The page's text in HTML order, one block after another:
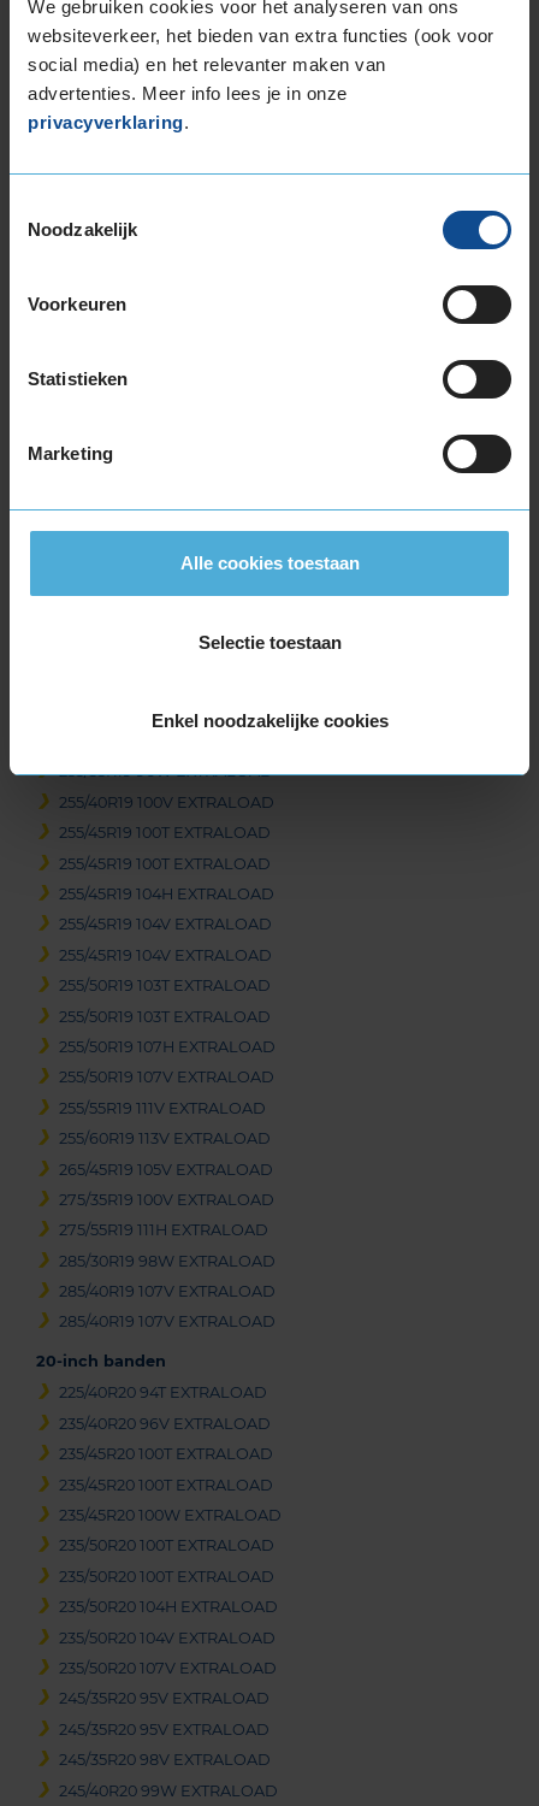
We gebruiken cookies voor het analyseren van ons
websiteverkeer, het bieden van extra functies (ook voor
social media) en het relevanter maken van
advertenties. Meer info lees je in onze
privacyverklaring.
Noodzakelijk
Voorkeuren
Statistieken
Marketing
Alle cookies toestaan
Selectie toestaan
Enkel noodzakelijke cookies
225/35R19 88W EXTRALOAD
225/40R19 93T EXTRALOAD
225/40R19 93W EXTRALOAD
225/40R19 93W EXTRALOAD
225/45R19 96T EXTRALOAD
235/40R19 96V EXTRALOAD
235/45R19 99T EXTRALOAD
235/50R19 103V EXTRALOAD
235/50R19 99T EXTRALOAD
235/55R19 105H EXTRALOAD
235/55R19 105V EXTRALOAD
245/40R19 98H EXTRALOAD
245/45R19 102V EXTRALOAD
255/35R19 96W EXTRALOAD
255/40R19 100V EXTRALOAD
255/45R19 100T EXTRALOAD
255/45R19 100T EXTRALOAD
255/45R19 104H EXTRALOAD
255/45R19 104V EXTRALOAD
255/45R19 104V EXTRALOAD
255/50R19 103T EXTRALOAD
255/50R19 103T EXTRALOAD
255/50R19 107H EXTRALOAD
255/50R19 107V EXTRALOAD
255/55R19 111V EXTRALOAD
255/60R19 113V EXTRALOAD
265/45R19 105V EXTRALOAD
275/35R19 100V EXTRALOAD
275/55R19 111H EXTRALOAD
285/30R19 98W EXTRALOAD
285/40R19 107V EXTRALOAD
285/40R19 107V EXTRALOAD
20-inch banden
225/40R20 94T EXTRALOAD
235/40R20 96V EXTRALOAD
235/45R20 100T EXTRALOAD
235/45R20 100T EXTRALOAD
235/45R20 100W EXTRALOAD
235/50R20 100T EXTRALOAD
235/50R20 100T EXTRALOAD
235/50R20 104H EXTRALOAD
235/50R20 104V EXTRALOAD
235/50R20 107V EXTRALOAD
245/35R20 95V EXTRALOAD
245/35R20 95V EXTRALOAD
245/35R20 98V EXTRALOAD
245/40R20 99W EXTRALOAD